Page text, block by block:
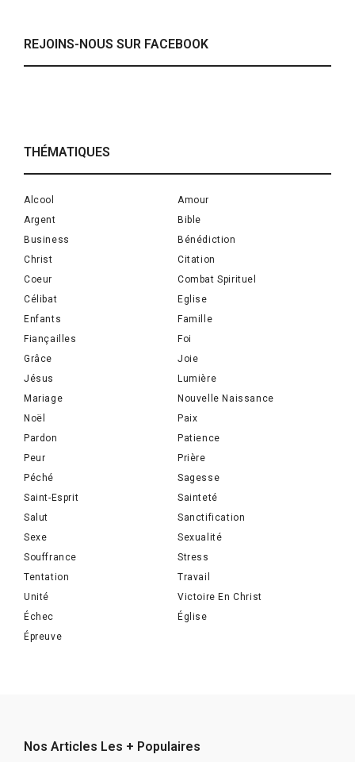
REJOINS-NOUS SUR FACEBOOK
THÉMATIQUES
Alcool
Amour
Argent
Bible
Business
Bénédiction
Christ
Citation
Coeur
Combat Spirituel
Célibat
Eglise
Enfants
Famille
Fiançailles
Foi
Grâce
Joie
Jésus
Lumière
Mariage
Nouvelle Naissance
Noël
Paix
Pardon
Patience
Peur
Prière
Péché
Sagesse
Saint-Esprit
Sainteté
Salut
Sanctification
Sexe
Sexualité
Souffrance
Stress
Tentation
Travail
Unité
Victoire En Christ
Échec
Église
Épreuve
Nos Articles Les + Populaires